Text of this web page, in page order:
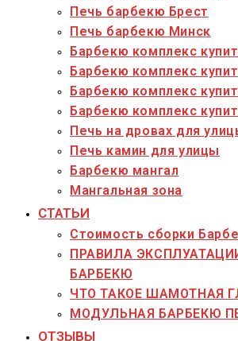
Печь барбекю Брест
Печь барбекю Минск
Барбекю комплекс
Барбекю комплекс
Барбекю комплекс
Барбекю комплекс
Печь на дровах для
Печь камин для улицы
Барбекю мангал
Мангальная зона
СТАТЬИ
Стоимость сборки
ПРАВИЛА
БАРБЕКЮ
ЧТО ТАКОЕ ШАМОТНАЯ
МОДУЛЬНАЯ БАРБЕКЮ
ОТЗЫВЫ